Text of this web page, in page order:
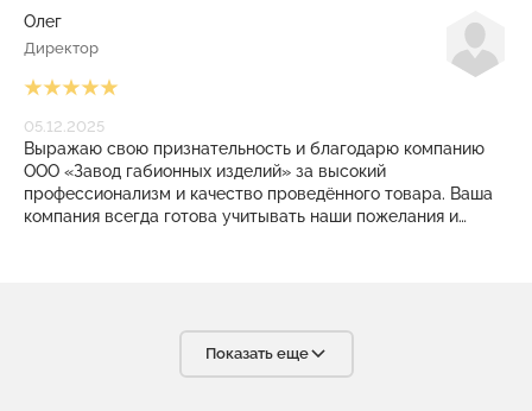
Олег
Директор
05.12.2025
Выражаю свою признательность и благодарю компанию
ООО «Завод габионных изделий» за высокий
профессионализм и качество проведённого товара. Ваша
компания всегда готова учитывать наши пожелания и
высококвалифицированного партнёра, что очень важно в
условиях современного бизнеса. С радостью будем
рекомендовать вашу компанию своим партнёрам.
Показать еще